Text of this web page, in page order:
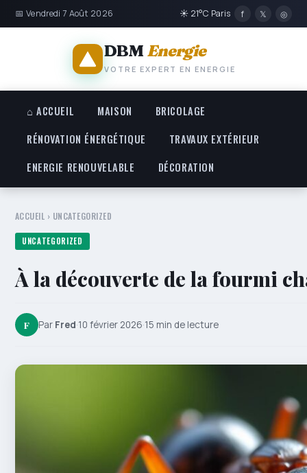
📅 Vendredi 7 Août 2026 ☀ 21°C Paris f 𝕏 ◎
DBMEnergie
VOTRE EXPERT EN ENERGIE
⌂ ACCUEIL MAISON
BRICOLAGE
RÉNOVATION ÉNERGÉTIQUE
TRAVAUX EXTÉRIEUR
ENERGIE RENOUVELABLE
DÉCORATION
ACCUEIL › UNCATEGORIZED
UNCATEGORIZED
À la découverte de la fourmi
F Par Fred·10 février 2026·15 min de lecture